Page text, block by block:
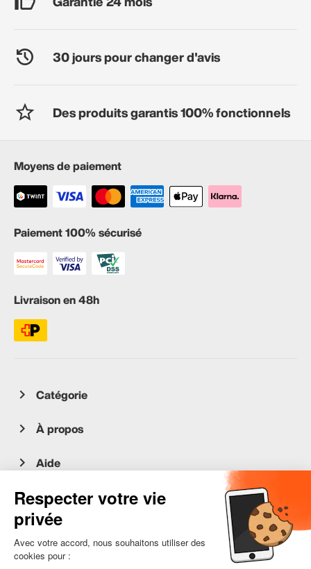
30 jours pour changer d'avis
Des produits garantis 100% fonctionnels
Moyens de paiement
Paiement 100% sécurisé
Livraison en 48h
Catégorie
À propos
Aide
Service client
occasion.migros.mobile@recommerce.com
Lundi-Vendredi 08:00-17:00